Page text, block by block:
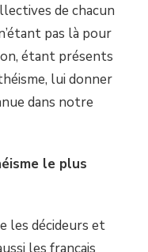
de chacun
pas là pour
étant présents
lui donner
dans notre
le plus
les décideurs et
les français